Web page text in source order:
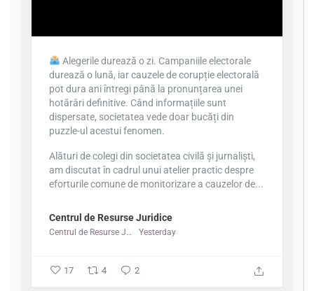
Alegerile durează o zi. Campaniile electorale
durează o lună, iar cauzele de corupție electorală
pot dura ani întregi până la pronunțarea unei
hotărâri definitive. Când informațiile sunt
dispersate, societatea vede doar bucăți din
puzzle-ul acestui fenomen.
Alături de colegi din societatea civilă și jurnaliști,
am discutat în cadrul unui atelier practic despre
eforturile comune de monitorizare a cauzelor de...
Centrul de Resurse Juridice
Centrul de Resurse Juridice Yesterday
17 4 2